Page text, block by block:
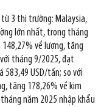
3 thị trường: Malaysia,
lớn nhất, trong tháng
về lượng, tăng
tháng 9/2025, đạt
583,49 USD/tấn; so với
tăng 178,26% về kim
năm 2025 nhập khẩu